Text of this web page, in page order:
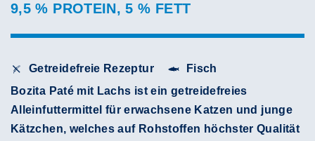
9,5 % PROTEIN, 5 % FETT
Getreidefreie Rezeptur
Fisch
Bozita Paté mit Lachs ist ein getreidefreies
Alleinfuttermittel für erwachsene Katzen und junge
Kätzchen, welches auf Rohstoffen höchster Qualität